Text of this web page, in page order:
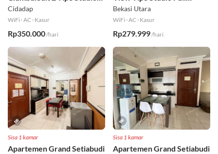
Full Furnished Lt 30
Cidadap
WiFi ·AC · Kasur
Rp350.000/hari
Furnished Lt 2
Bekasi Utara
WiFi ·AC · Kasur
Rp279.999/hari
Sisa 1 kamar
Apartemen Grand Setiabudi
Sisa 1 kamar
Apartemen Grand Setiabudi